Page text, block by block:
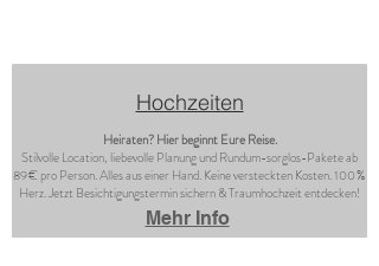
Hochzeiten
Heiraten? Hier beginnt Eure Reise.
Stilvolle Location, liebevolle Planung und Rundum-sorglos-Pakete ab
89 € pro Person. Alles aus einer Hand. Keine versteckten Kosten. 100 %
Herz. Jetzt Besichtigungstermin sichern & Traumhochzeit entdecken!
Mehr Info